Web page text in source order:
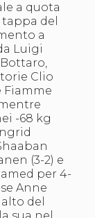
a quota
del
a
Luigi
Clio
Fiamme
-68 kg
(3-2) e
per 4-
Anne
del